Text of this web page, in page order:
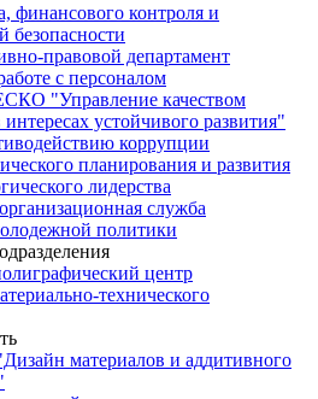
финансового контроля и
безопасности
правовой департамент
с персоналом
"Управление качеством
интересах устойчивого развития"
коррупции
планирования и развития
лидерства
служба
политики
центр
технического
материалов и аддитивного